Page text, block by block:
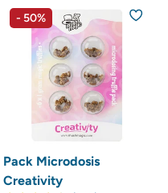
- 50%
Pack Microdosis
Creativity